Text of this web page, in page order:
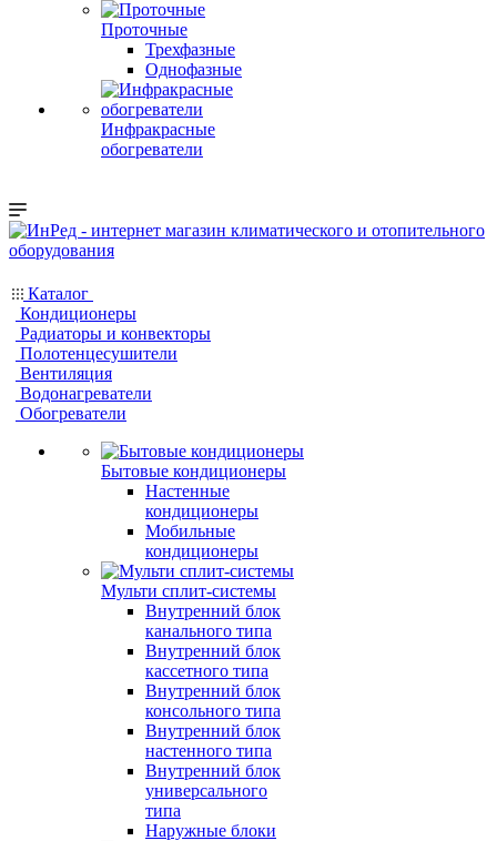
Проточные
Трехфазные
Однофазные
Инфракрасные
обогреватели
Каталог
Кондиционеры
Радиаторы и конвекторы
Полотенцесушители
Вентиляция
Водонагреватели
Обогреватели
Бытовые кондиционеры
Настенные
кондиционеры
Мобильные
кондиционеры
Мульти сплит-системы
Внутренний блок
канального типа
Внутренний блок
кассетного типа
Внутренний блок
консольного типа
Внутренний блок
настенного типа
Внутренний блок
универсального
типа
Наружные блоки